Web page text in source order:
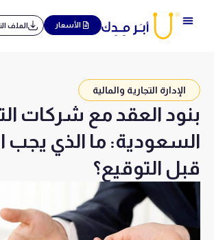
الأسعار الملف
الإدارة التجارية والمالية
بنود العقد مع شركات
السعودية: ما الذي يجب
قبل التوقيع؟